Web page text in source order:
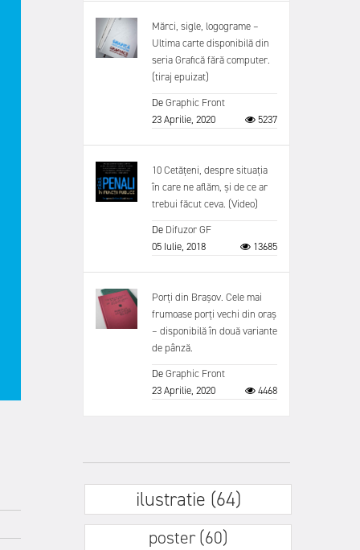
Mărci, sigle, logograme –
Ultima carte disponibilă din
seria Grafică fără computer.
(tiraj epuizat)
DeGraphic Front
23 Aprilie, 2020
5237
10 Cetățeni, despre situația
în care ne aflăm, și de ce ar
trebui făcut ceva. (Video)
De Difuzor GF
05 Iulie, 2018
13685
Porți din Brașov. Cele mai
frumoase porți vechi din oraș
– disponibilă în două variante
de pânză.
DeGraphic Front
23 Aprilie, 2020
4468
ilustratie (64)
poster (60)